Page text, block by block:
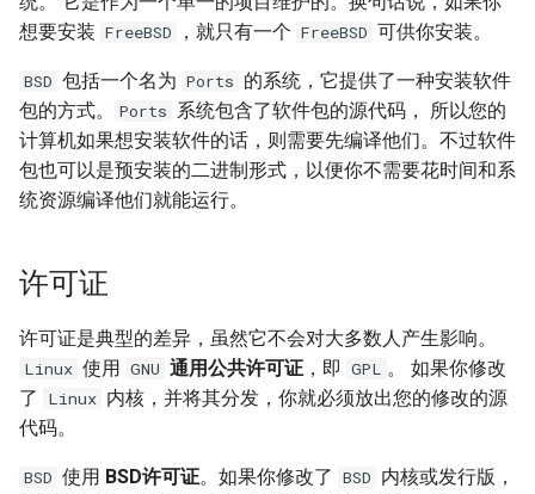
Docker 镜像体积问题
如何自定义 phpmyadmin 镜
像？
如何设置 supervisor 管理的
子程序只运行一次？
如何创建持久化 Redis 容器？
如何解决Docker环境时区问
题？
码？
Kubernetes 好伙伴 Rancher
2.x
通过 Ingress 访问K8S内部应
用
测试 Kubernetes 问题随笔
如何迁移 Redmine 到
Docker？
部署 Django 项目？
如何在 Django 中对上传的图
片重命名？
如何为 Django 应用创建缩略
图？
如何为 Markdown 中的图片设
置 CSS样式？
Markdown富文本编辑器
django-mdeditor
如何在 Django admin 后台上
传图片文件？
Windows Hyper-V 虚拟机未
知设备VMBUS
XenServer 无存储迁移
CloudStack 方向比努力更重
要
XenServer 安装 OpenSuse
13.2
XenServer tapdisk
experienced an error
XenServer 6.5 更新补丁
Nginx HA(Keepalived)
Nginx alias指令
Nginx 持续连接超时时间
Nginx 设置404页面
Nginx 配置防盗链功能
Nginx 添加模块
Mysql min与max函数
使用xtrabackup恢复rds备份
数据
SQLSTATE 2002 No such file
or directory
Mysql status状态信息
Mysql truncate 清空表数据
Mysql explain 分析慢查询
UUIDs
Ubuntu 移除cnnic证书
Ubuntu 光盘制作成ISO文件
连接远程桌面无法复制粘贴
Ubuntu 安装 pip3
Ubuntu 14.04 使用移动4G网络
Ubuntu 14.04 固态磁盘配置
Trim
Remmina 连接VNC远程桌面
Packets Per Second (PPS)
二进制千比特每秒 - Kibps
iptables
防火墙导致 SNMP 故障示例
Cisco 交换机常用命令
Cisco 局域网络设计示例
tcpdump 抓包工具
Zabbix 监控Mysql主从状态
Zabbix Too Many Processes
Zabbix 配置邮件报警
使用 CentOS 部署 zabbix监控
间
Zabbix 监控磁盘IO
zabbix_get 采集数据空值
Linux 配置iSCSI服务器
Windows NAT路由和远程访问
Windows 设置帐户锁定策略
禁止暴力破解
Windows Server 关闭的数据
执行保护(DEP)
户单会话
Windows diskpart 命令
Windows 动态卷
Markdown 基本语法
如何估算网站RPS峰值？
使用iDrac7更新Dell服务器
BIOS
阿里云故障服务不敢恭维
使用CDN为网站加速
HP_DL_160 内存条安装顺序
Postfix Open Relay
别
想要安装 FreeBSD ，就只有一个 FreeBSD 可供你安装。
BSD 包括一个名为 Ports 的系统，它提供了一种安装软件
包的方式。
Ports 系统包含了软件包的源代码， 所以您的
计算机如果想安装软件的话，则需要先编译他们。不过软件
包也可以是预安装的二进制形式，以便你不需要花时间和系
统资源编译他们就能运行。
许可证
许可证是典型的差异，虽然它不会对大多数人产生影响。
Linux 使用 GNU 通用公共许可证 ，即 GPL 。 如果你修改
了
Linux 内核，并将其分发，你就必须放出您的修改的源
代码。
BSD 使用 BSD许可证。如果你修改了 BSD 内核或发行版，